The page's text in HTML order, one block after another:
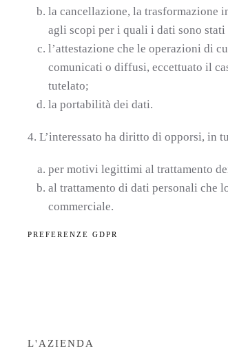
la cancellazione, la trasformazione
agli scopi per i quali i dati sono
l’attestazione che le operazioni di
comunicati o diffusi, eccettuato il
tutelato;
la portabilità dei dati.
4. L’interessato ha diritto di opporsi, in
per motivi legittimi al trattamento
al trattamento di dati personali che
commerciale.
PREFERENZE GDPR
L'AZIENDA